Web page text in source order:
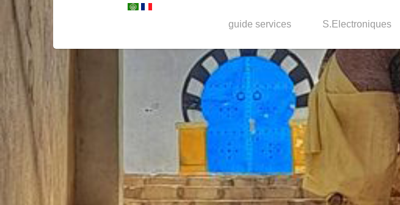
S.Electroniques
guide services